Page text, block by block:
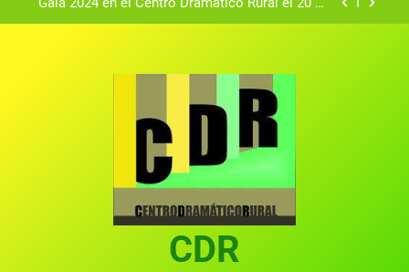
Gala 2024 en el Centro Dramático Rural el 20 de
convocado por el Centro Dramático Rural de Mira
(Cuenca)
Gala anual virtual del Centro Dramático Rural de
Gala del Centro Dramático Rural 2025
Gala 2024 en el Centro Dramático Rural el 20 de
Textos seleccionados en el VI Certamen
Francisco Nieva de piezas breves teatrales
convocado por el Centro Dramático Rural de Mira
Gala anual virtual del Centro Dramático Rural de
CDR